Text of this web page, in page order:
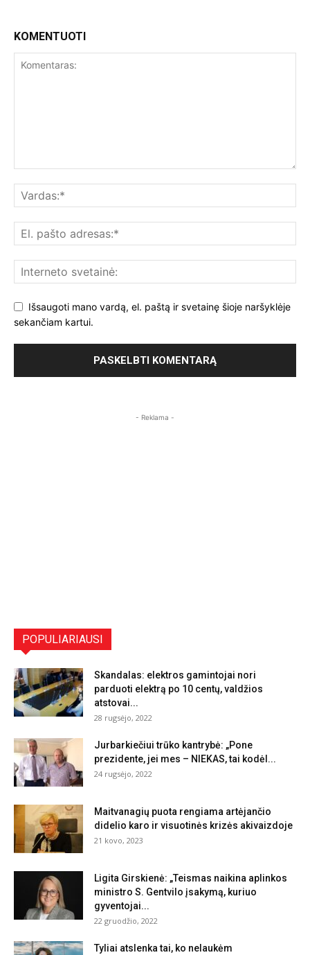
KOMENTUOTI
Išsaugoti mano vardą, el. paštą ir svetainę šioje naršyklėje
sekančiam kartui.
- Reklama -
POPULIARIAUSI
Skandalas: elektros gamintojai nori
parduoti elektrą po 10 centų, valdžios
atstovai...
28 rugsėjo, 2022
Jurbarkiečiui trūko kantrybė: „Pone
prezidente, jei mes – NIEKAS, tai kodėl...
24 rugsėjo, 2022
Maitvanagių puota rengiama artėjančio
didelio karo ir visuotinės krizės akivaizdoje
21 kovo, 2023
Ligita Girskienė: „Teismas naikina aplinkos
ministro S. Gentvilo įsakymą, kuriuo
gyventojai...
22 gruodžio, 2022
Tyliai atslenka tai, ko nelaukėm